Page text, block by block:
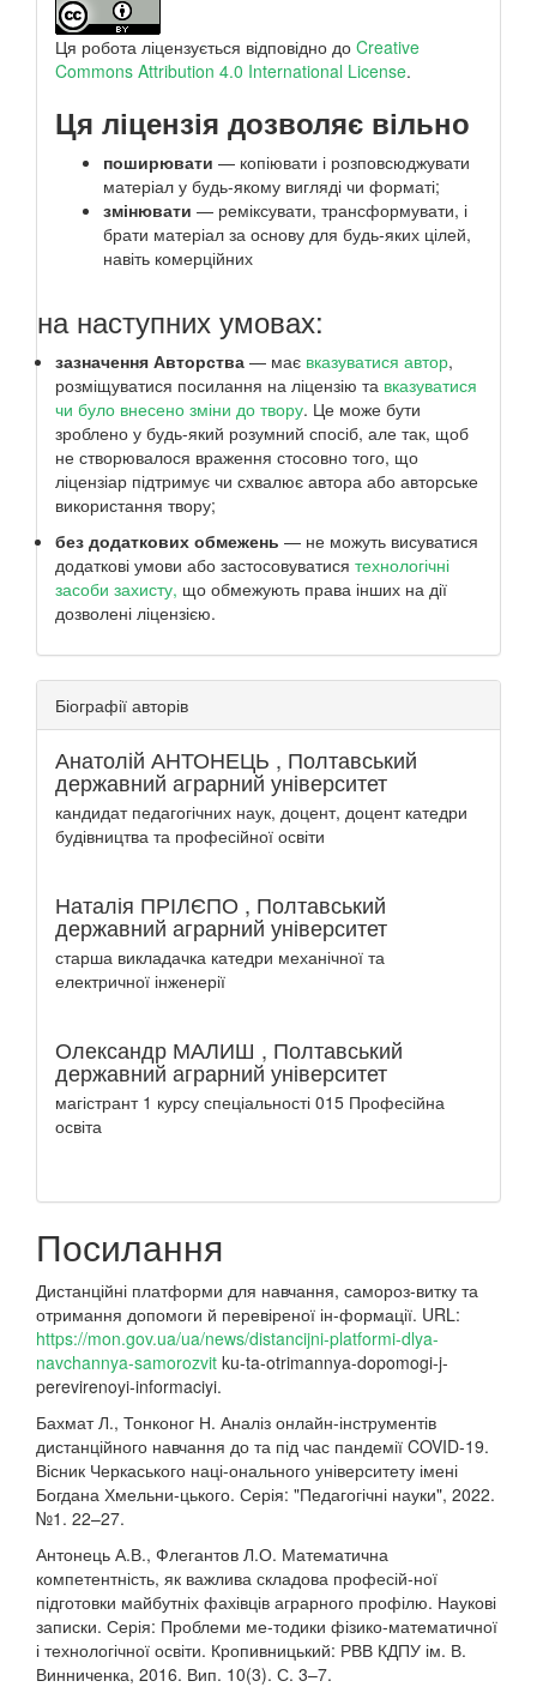
Ця робота ліцензується відповідно до Creative
Commons Attribution 4.0 International License.
Ця ліцензія дозволяє вільно
поширювати — копіювати і розповсюджувати
матеріал у будь-якому вигляді чи форматі;
змінювати — реміксувати, трансформувати, і
брати матеріал за основу для будь-яких цілей,
навіть комерційних
на наступних умовах:
зазначення Авторства — має вказуватися автор,
розміщуватися посилання на ліцензію та вказуватися
чи було внесено зміни до твору. Це може бути
зроблено у будь-який розумний спосіб, але так, щоб
не створювалося враження стосовно того, що
ліцензіар підтримує чи схвалює автора або авторське
використання твору;
без додаткових обмежень — не можуть висуватися
додаткові умови або застосовуватися технологічні
засоби захисту, що обмежують права інших на дії
дозволені ліцензією.
Біографії авторів
Анатолій АНТОНЕЦЬ , Полтавський
державний аграрний університет
кандидат педагогічних наук, доцент, доцент катедри
будівництва та професійної освіти
Наталія ПРІЛЄПО , Полтавський
державний аграрний університет
старша викладачка катедри механічної та
електричної інженерії
Олександр МАЛИШ , Полтавський
державний аграрний університет
магістрант 1 курсу спеціальності 015 Професійна
освіта
Посилання
Дистанційні платформи для навчання, самороз-витку та
отримання допомоги й перевіреної ін-формації. URL:
https://mon.gov.ua/ua/news/distancijni-platformi-dlya-
navchannya-samorozvit ku-ta-otrimannya-dopomogi-j-
perevirenoyi-informaciyi.
Бахмат Л., Тонконог Н. Аналіз онлайн-інструментів
дистанційного навчання до та під час пандемії COVID-19.
Вісник Черкаського наці-онального університету імені
Богдана Хмельни-цького. Серія: "Педагогічні науки", 2022.
№1. 22–27.
Антонець А.В., Флегантов Л.О. Математична
компетентність, як важлива складова професій-ної
підготовки майбутніх фахівців аграрного профілю. Наукові
записки. Серія: Проблеми ме-тодики фізико-математичної
і технологічної освіти. Кропивницький: РВВ КДПУ ім. В.
Винниченка, 2016. Вип. 10(3). С. 3–7.